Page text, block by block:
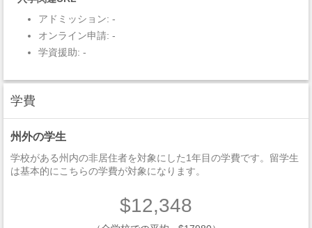
アドミッション: -
オンライン申請: -
学資援助: -
学費
州外の学生
学校がある州内の非居住者を対象にした1年目の学費です。留学生
は基本的にこちらの学費が対象になります。
$12,348